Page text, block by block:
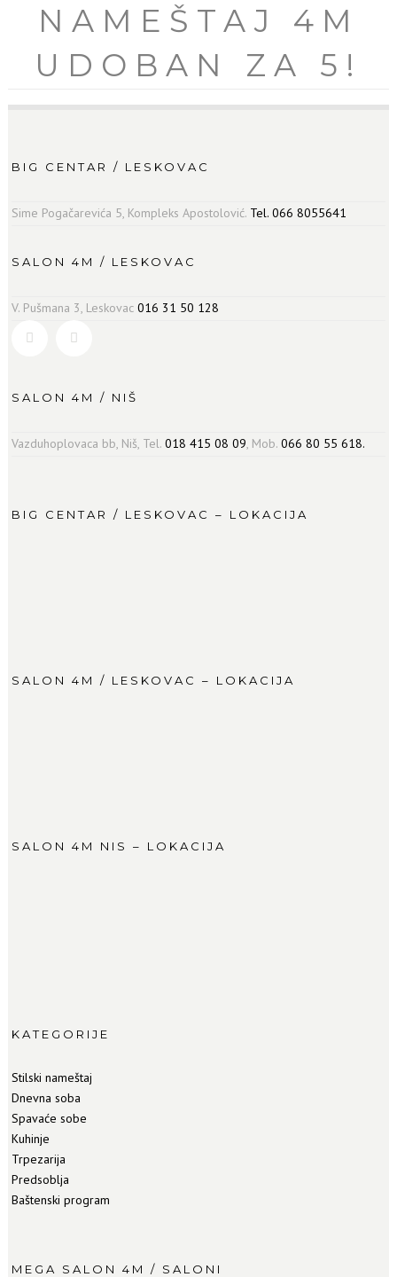
NAMEŠTAJ 4M
UDOBAN ZA 5!
BIG CENTAR / LESKOVAC
Sime Pogačarevića 5, Kompleks Apostolović. Tel. 066 8055641
SALON 4M / LESKOVAC
V. Pušmana 3, Leskovac016 31 50 128
SALON 4M / NIŠ
Vazduhoplovaca bb, Niš, Tel.018 415 08 09, Mob.066 80 55 618.
BIG CENTAR / LESKOVAC – LOKACIJA
SALON 4M / LESKOVAC – LOKACIJA
SALON 4M NIS – LOKACIJA
KATEGORIJE
Stilski nameštaj
Dnevna soba
Spavaće sobe
Kuhinje
Trpezarija
Predsoblja
Baštenski program
MEGA SALON 4M / SALONI